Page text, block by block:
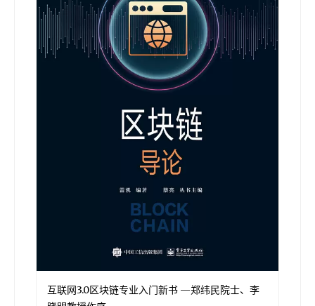
互联网3.0区块链专业入门新书 —郑纬民院士、李